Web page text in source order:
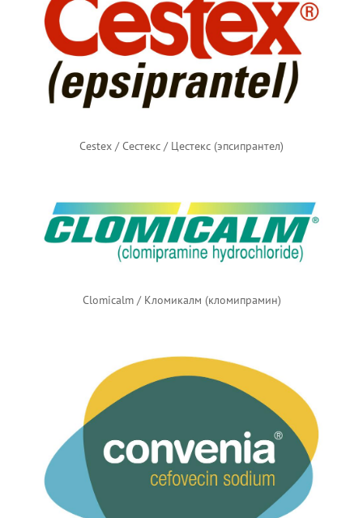
Cestex / Сестекс / Цестекс (эпсипрантел)
Clomicalm / Кломикалм (кломипрамин)